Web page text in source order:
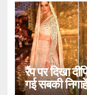
रैंप पर दिखा
गई सबकी